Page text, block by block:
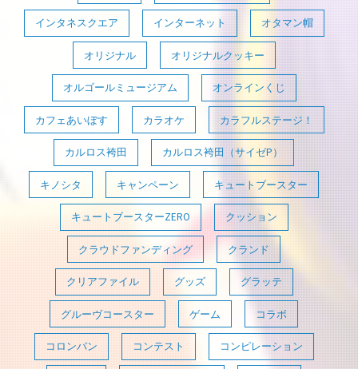
インタネスクエア インターネット オタマン帽
オリジナル オリジナルクッキー
オルゴールミュージアム オンラインくじ
カフェあいぼす カラオケ カラフルステージ！
カルロス袴田 カルロス袴田（サイゼP）
キノシタ キャンペーン キュートブースター
キュートブースターZERO クッション
クラウドファンディング クランド
クリアファイル グッズ グラッテ
グルーヴコースター ゲーム コラボ
コロンバン コンテスト コンピレーション